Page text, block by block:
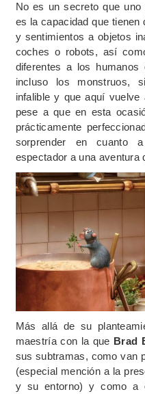
No es un secreto que
es la capacidad que
y sentimientos a objetos
coches o robots, así
diferentes a los
incluso los monstruos,
infalible y que aquí
pese a que en esta
prácticamente
sorprender en cuanto
espectador a una aventura
Más allá de su
maestría con la que Brad
sus subtramas, como van
(especial mención a la
y su entorno) y como a